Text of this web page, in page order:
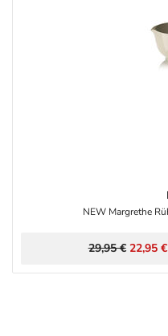
NEW Margrethe
29,95 € 22,95 €